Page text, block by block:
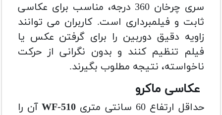
سری چرخان 360 درجه، مناسب برای عکاسی
ثابت و فیلمبرداری است. کاربران می توانند
زاویه دقیق دوربین را برای گرفتن عکس یا
فیلم تنظیم کنند و بدون نگرانی از حرکت
ناخواسته، نتیجه مطلوب بگیرند.
عکاسی ماکرو
حداقل ارتفاع 60 سانتی متری WF-510 آن را